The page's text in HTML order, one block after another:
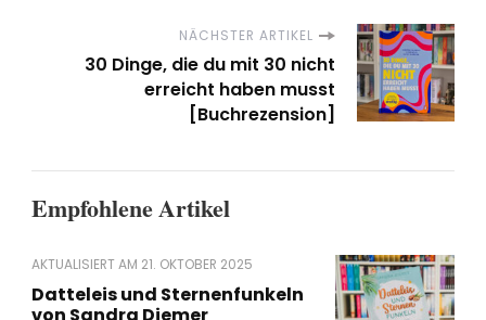
NÄCHSTER ARTIKEL
30 Dinge, die du mit 30 nicht
erreicht haben musst
[Buchrezension]
Empfohlene Artikel
AKTUALISIERT AM 21. OKTOBER 2025
Datteleis und Sternenfunkeln